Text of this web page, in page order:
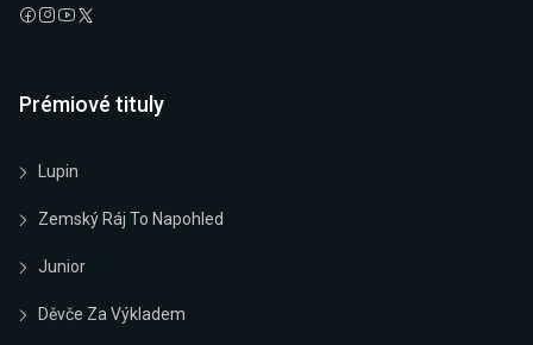
Prémiové tituly
Lupin
Zemský Ráj To Napohled
Junior
Děvče Za Výkladem